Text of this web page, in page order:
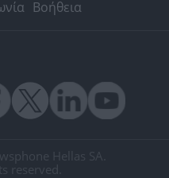
Βοήθεια
Hellas SA.
reserved.